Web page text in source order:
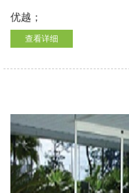
优越；
查看详细